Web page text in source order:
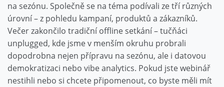
na sezónu. Společně se na téma podívali ze tří různých
úrovní – z pohledu kampaní, produktů a zákazníků.
Večer zakončilo tradiční offline setkání – tučňáci
unplugged, kde jsme v menším okruhu probrali
dopodrobna nejen přípravu na sezónu, ale i datovou
demokratizaci nebo vibe analytics. Pokud jste webinář
nestihli nebo si chcete připomenout, co byste měli mít